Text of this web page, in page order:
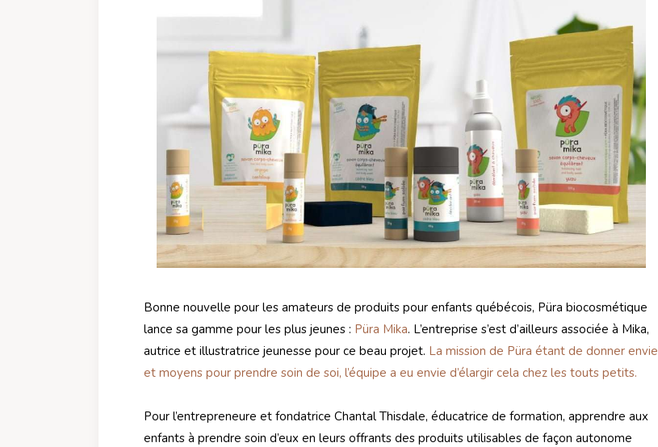
Bonne nouvelle pour les amateurs de produits pour enfants québécois, Püra biocosmétique
lance sa gamme pour les plus jeunes : Püra Mika. L’entreprise s’est d’ailleurs associée à Mika,
autrice et illustratrice jeunesse pour ce beau projet. La mission de Püra étant de donner envie
et moyens pour prendre soin de soi, l’équipe a eu envie d’élargir cela chez les touts petits.
Pour l’entrepreneure et fondatrice Chantal Thisdale, éducatrice de formation, apprendre aux
enfants à prendre soin d’eux en leurs offrants des produits utilisables de façon autonome